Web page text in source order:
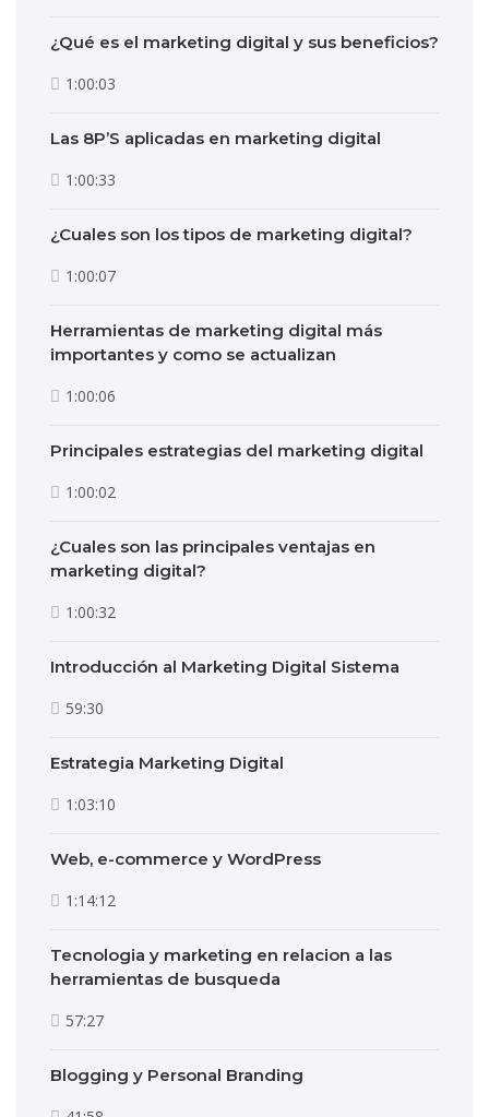
¿Qué es el marketing digital y sus beneficios?
1:00:03
Las 8P’S aplicadas en marketing digital
1:00:33
¿Cuales son los tipos de marketing digital?
1:00:07
Herramientas de marketing digital más
importantes y como se actualizan
1:00:06
Principales estrategias del marketing digital
1:00:02
¿Cuales son las principales ventajas en
marketing digital?
1:00:32
Introducción al Marketing Digital Sistema
59:30
Estrategia Marketing Digital
1:03:10
Web, e-commerce y WordPress
1:14:12
Tecnologia y marketing en relacion a las
herramientas de busqueda
57:27
Blogging y Personal Branding